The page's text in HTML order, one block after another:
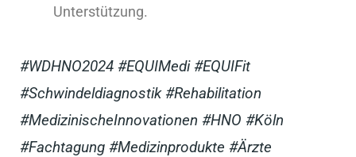
Unterstützung.
#WDHNO2024 #EQUIMedi #EQUIFit
#Schwindeldiagnostik #Rehabilitation
#MedizinischeInnovationen #HNO #Köln
#Fachtagung #Medizinprodukte #Ärzte